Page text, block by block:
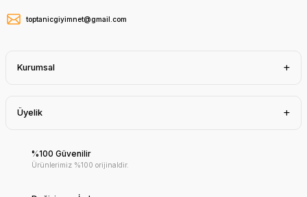
toptanicgiyimnet@gmail.com
Kurumsal
Üyelik
%100 Güvenilir
Ürünlerimiz %100 orijinaldir.